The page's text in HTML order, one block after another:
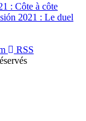
: Côte à côte
2021 : Le duel
RSS